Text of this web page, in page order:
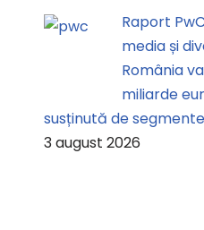
Raport
media și
România
miliarde
susținută de
3 august 2026